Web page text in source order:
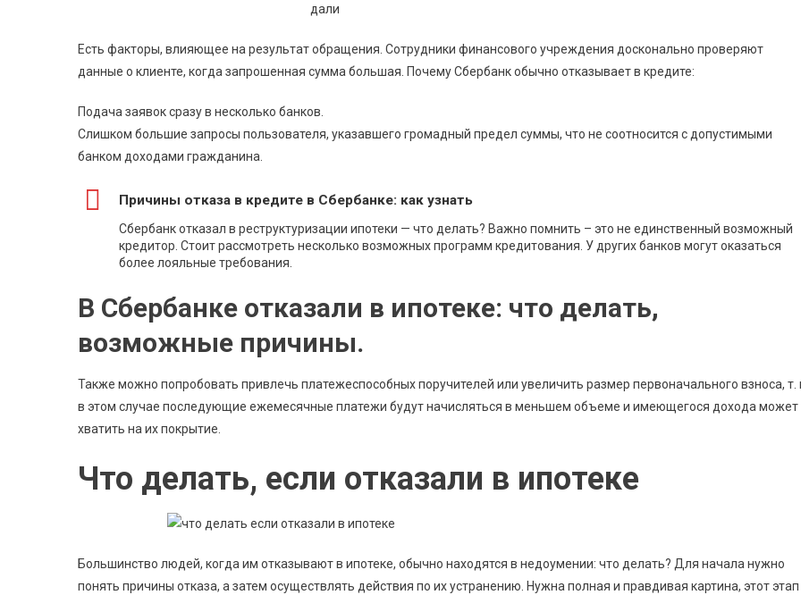
Есть факторы, влияющее на результат обращения. Сотрудники финансового учреждения досконально проверяют
данные о клиенте, когда запрошенная сумма большая. Почему Сбербанк обычно отказывает в кредите:
Подача заявок сразу в несколько банков.
Слишком большие запросы пользователя, указавшего громадный предел суммы, что не соотносится с допустимыми
банком доходами гражданина.
Причины отказа в кредите в Сбербанке: как узнать
Сбербанк отказал в реструктуризации ипотеки — что делать? Важно помнить – это не единственный возможный
кредитор. Стоит рассмотреть несколько возможных программ кредитования. У других банков могут оказаться
более лояльные требования.
В Сбербанке отказали в ипотеке: что делать,
возможные причины.
Также можно попробовать привлечь платежеспособных поручителей или увеличить размер первоначального взноса, т.
в этом случае последующие ежемесячные платежи будут начисляться в меньшем объеме и имеющегося дохода может
хватить на их покрытие.
Что делать, если отказали в ипотеке
Большинство людей, когда им отказывают в ипотеке, обычно находятся в недоумении: что делать? Для начала нужно
понять причины отказа, а затем осуществлять действия по их устранению. Нужна полная и правдивая картина, этот этап